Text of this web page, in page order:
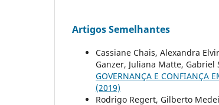
Artigos Semelhantes
Cassiane Chais, Alexandra
Ganzer, Juliana Matte,
GOVERNANÇA E CONFIANÇA
(2019)
Rodrigo Regert, Gilberto